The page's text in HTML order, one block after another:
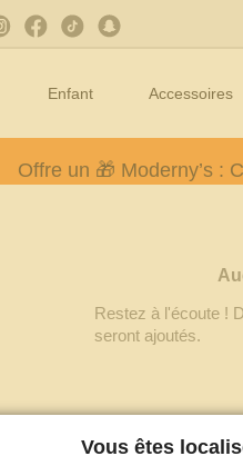
Enfant Accessoires
Offre un 🎁 Moderny’s :
Restez à l'écoute !
seront ajoutés.
Vous êtes